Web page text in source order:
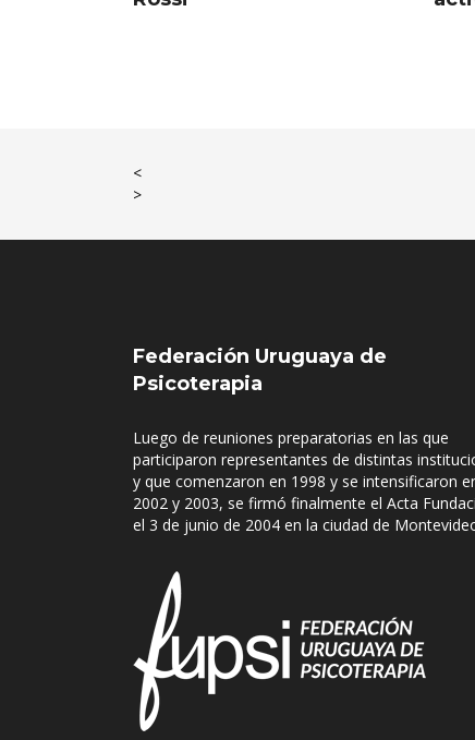
<
>
Federación Uruguaya de
Psicoterapia
Luego de reuniones preparatorias en las que
participaron representantes de distintas
y que comenzaron en 1998 y se intensificaron
2002 y 2003, se firmó finalmente el Acta
el 3 de junio de 2004 en la ciudad de